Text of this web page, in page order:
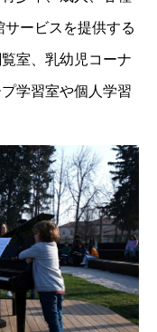
ービスを提供する
室、乳幼児コーナ
学習室や個人学習